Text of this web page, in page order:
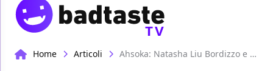
TV
Home Articoli Ahsoka: Natasha Liu Bordizzo e Eman Esfandi parlano di Sabine e Ezra